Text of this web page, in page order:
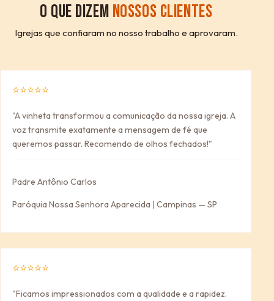
O QUE DIZEM NOSSOS CLIENTES
Igrejas que confiaram no nosso trabalho e aprovaram.
⭐⭐⭐⭐⭐
"A vinheta transformou a comunicação da nossa igreja. A
voz transmite exatamente a mensagem de fé que
queremos passar. Recomendo de olhos fechados!"
Padre Antônio Carlos
Paróquia Nossa Senhora Aparecida | Campinas — SP
⭐⭐⭐⭐⭐
"Ficamos impressionados com a qualidade e a rapidez.